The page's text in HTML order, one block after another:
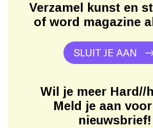
Verzamel kunst en
of word magazine
SLUIT JE AAN
Wil je meer Hard//
Meld je aan
nieuwsbrief!